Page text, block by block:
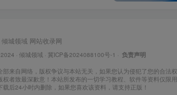
倾城领域 网站收录网
· 倾城领域 · 冀ICP备2024088100号-1 · 负责声明
部来自网络，版权争议与本站无关，如果您认为侵犯了您的合法
权者致最深歉意！本站所发布的一切学习教程、软件等资料仅限
载后24小时内删除，如果您喜欢该资料，请支持正版！